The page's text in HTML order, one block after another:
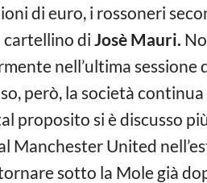
di euro, i rossoneri
di Josè Mauri.
nell’ultima sessione
però, la società
proposito si è discusso
Manchester United
sotto la Mole già